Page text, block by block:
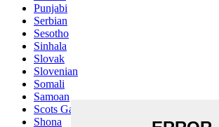
Punjabi
Serbian
Sesotho
Sinhala
Slovak
Slovenian
Somali
Samoan
Scots Gaelic
Shona